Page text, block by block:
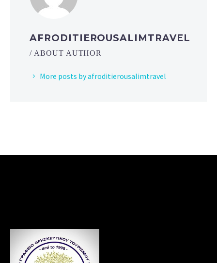
AFRODITIEROUSALIMTRAVEL
/ ABOUT AUTHOR
More posts by afroditierousalimtravel